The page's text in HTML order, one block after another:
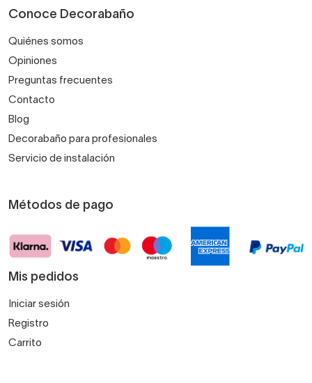
Conoce Decorabaño
Quiénes somos
Opiniones
Preguntas frecuentes
Contacto
Blog
Decorabaño para profesionales
Servicio de instalación
Métodos de pago
Mis pedidos
Iniciar sesión
Registro
Carrito